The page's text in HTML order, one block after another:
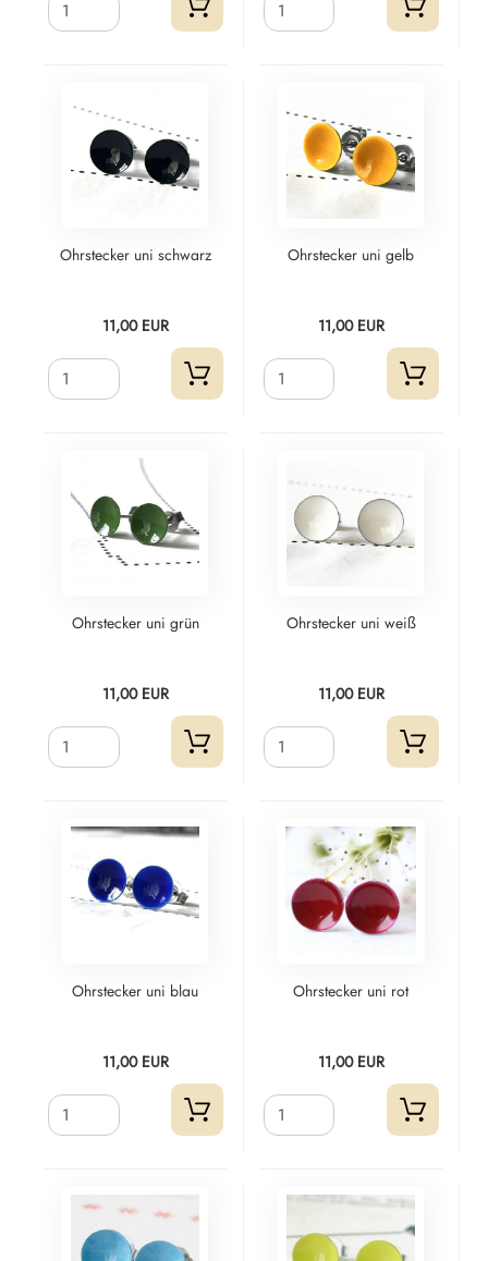
Ohrstecker uni schwarz
11,00 EUR
Ohrstecker uni gelb
11,00 EUR
Ohrstecker uni grün
11,00 EUR
Ohrstecker uni weiß
11,00 EUR
Ohrstecker uni blau
11,00 EUR
Ohrstecker uni rot
11,00 EUR